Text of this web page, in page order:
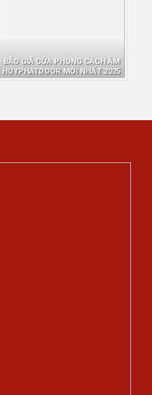
BÁO GIÁ CỬA PHÒNG CÁCH ÂM
HUYPHATDOOR MỚI NHẤT 2025